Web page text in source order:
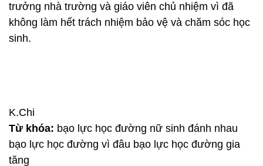
trưởng nhà trường và giáo viên chủ nhiệm vì đã
không làm hết trách nhiệm bảo vệ và chăm sóc học
sinh.
K.Chi
Từ khóa: bạo lực học đường nữ sinh đánh nhau
bạo lực học đường vì đâu bạo lực học đường gia
tăng